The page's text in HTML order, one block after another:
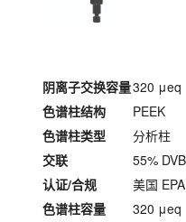
阴离子交换容量320 μeq
色谱柱结构
PEEK
色谱柱类型
分析柱
交联
55% DVB
认证/合规
美国
色谱柱容量
320 μeq